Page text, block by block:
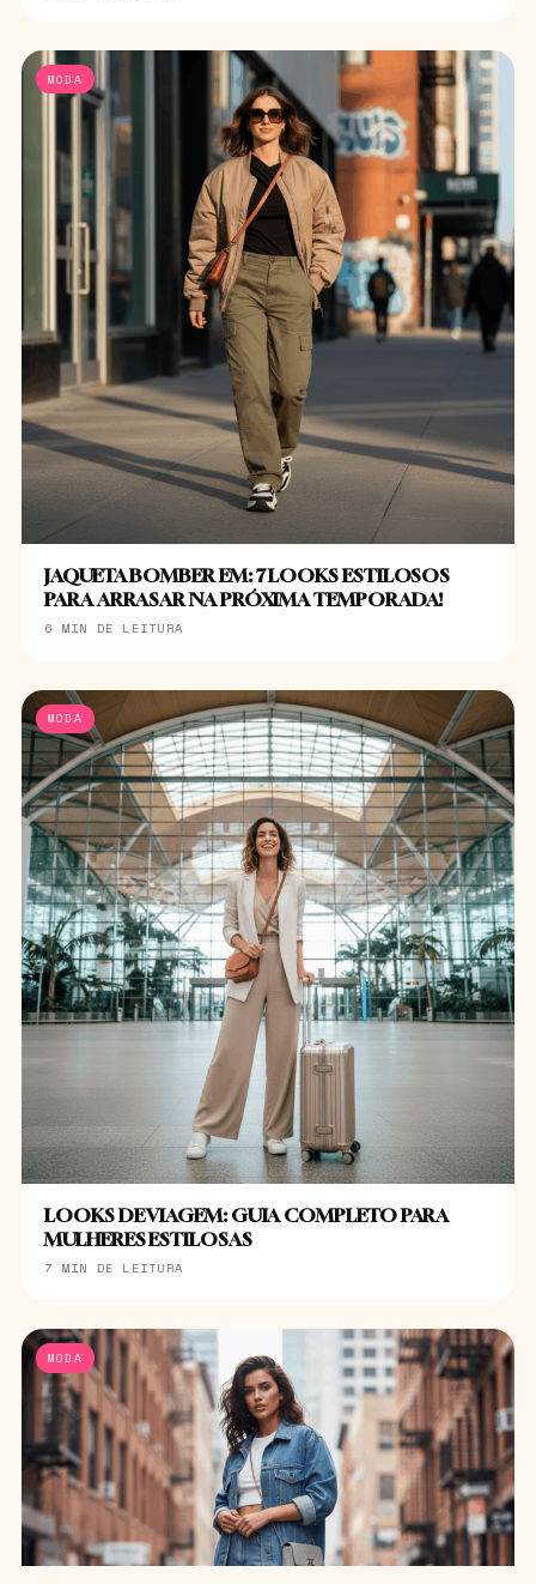
MODA
JAQUETA BOMBER EM: 7 LOOKS ESTILOSOS
PARA ARRASAR NA PRÓXIMA TEMPORADA!
6 MIN DE LEITURA
MODA
LOOKS DE VIAGEM: GUIA COMPLETO PARA
MULHERES ESTILOSAS
7 MIN DE LEITURA
MODA